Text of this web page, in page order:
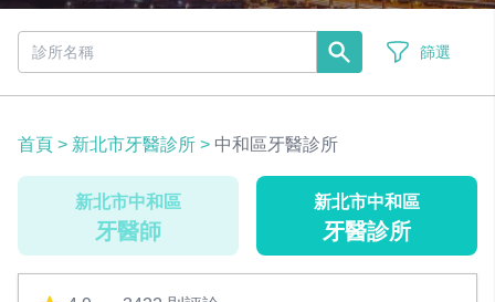
篩選
首頁 > 新北市牙醫診所 > 中和區牙醫診所
新北市中和區
牙醫師
新北市中和區
牙醫診所